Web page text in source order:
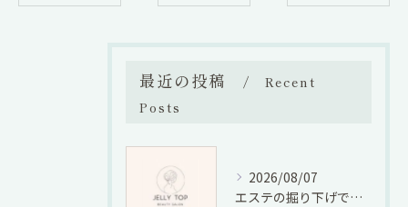
最近の投稿
Recent
Posts
2026/08/07
エステの掘り下げで業界の将来性と仕事の適性廃業リスクを徹底検証